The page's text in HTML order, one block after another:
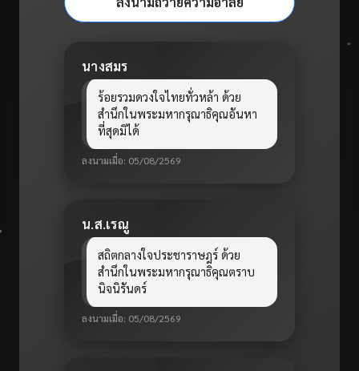
น.ส.เรณู
สถิตกลางใจประชาราษฎร์ ด้วย
สำนึกในพระมหากรุณาธิคุณตราบ
นิจนิรันดร์
ลงนามเมื่อ: 05/08/2569